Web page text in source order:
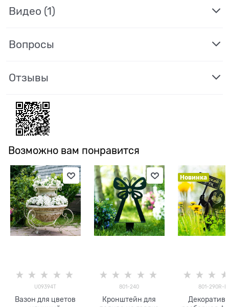
Видео (1)
Вопросы
Отзывы
Возможно вам понравится
U09394T
Вазон для цветов
801-240
Кронштейн для
Новинка
801-290R-B